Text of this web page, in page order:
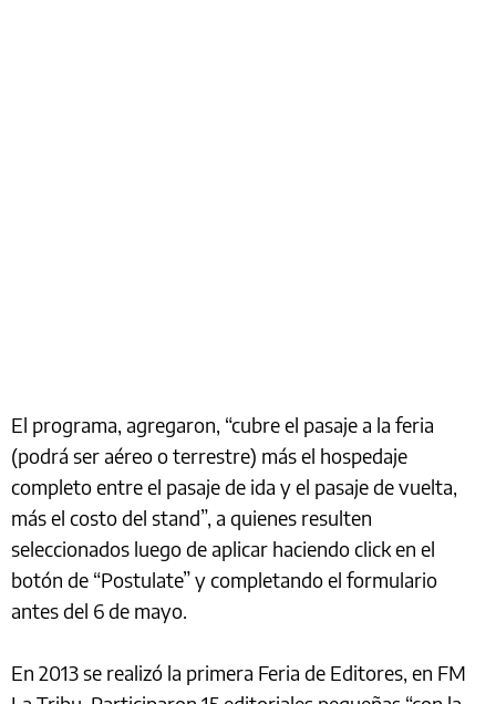
El programa, agregaron, “cubre el pasaje a la feria
(podrá ser aéreo o terrestre) más el hospedaje
completo entre el pasaje de ida y el pasaje de vuelta,
más el costo del stand”, a quienes resulten
seleccionados luego de aplicar haciendo click en el
botón de “Postulate” y completando el formulario
antes del 6 de mayo.
En 2013 se realizó la primera Feria de Editores, en FM